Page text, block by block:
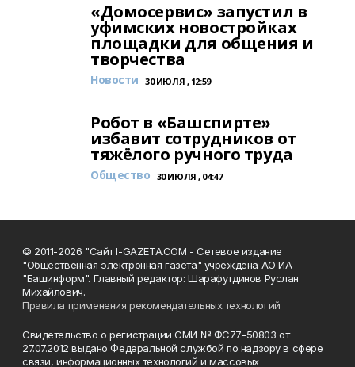
«Домосервис» запустил в
уфимских новостройках
площадки для общения и
творчества
Новости 30 ИЮЛЯ , 12:59
Робот в «Башспирте»
избавит сотрудников от
тяжёлого ручного труда
Общество 30 ИЮЛЯ , 04:47
© 2011-2026 "Сайт I-GAZETA.COM - Сетевое издание
"Общественная электронная газета" учреждена АО ИА
"Башинформ". Главный редактор: Шарафутдинов Руслан
Михайлович.
Правила применения рекомендательных технологий
Свидетельство о регистрации СМИ № ФС77-50803 от
27.07.2012 выдано Федеральной службой по надзору в сфере
связи, информационных технологий и массовых